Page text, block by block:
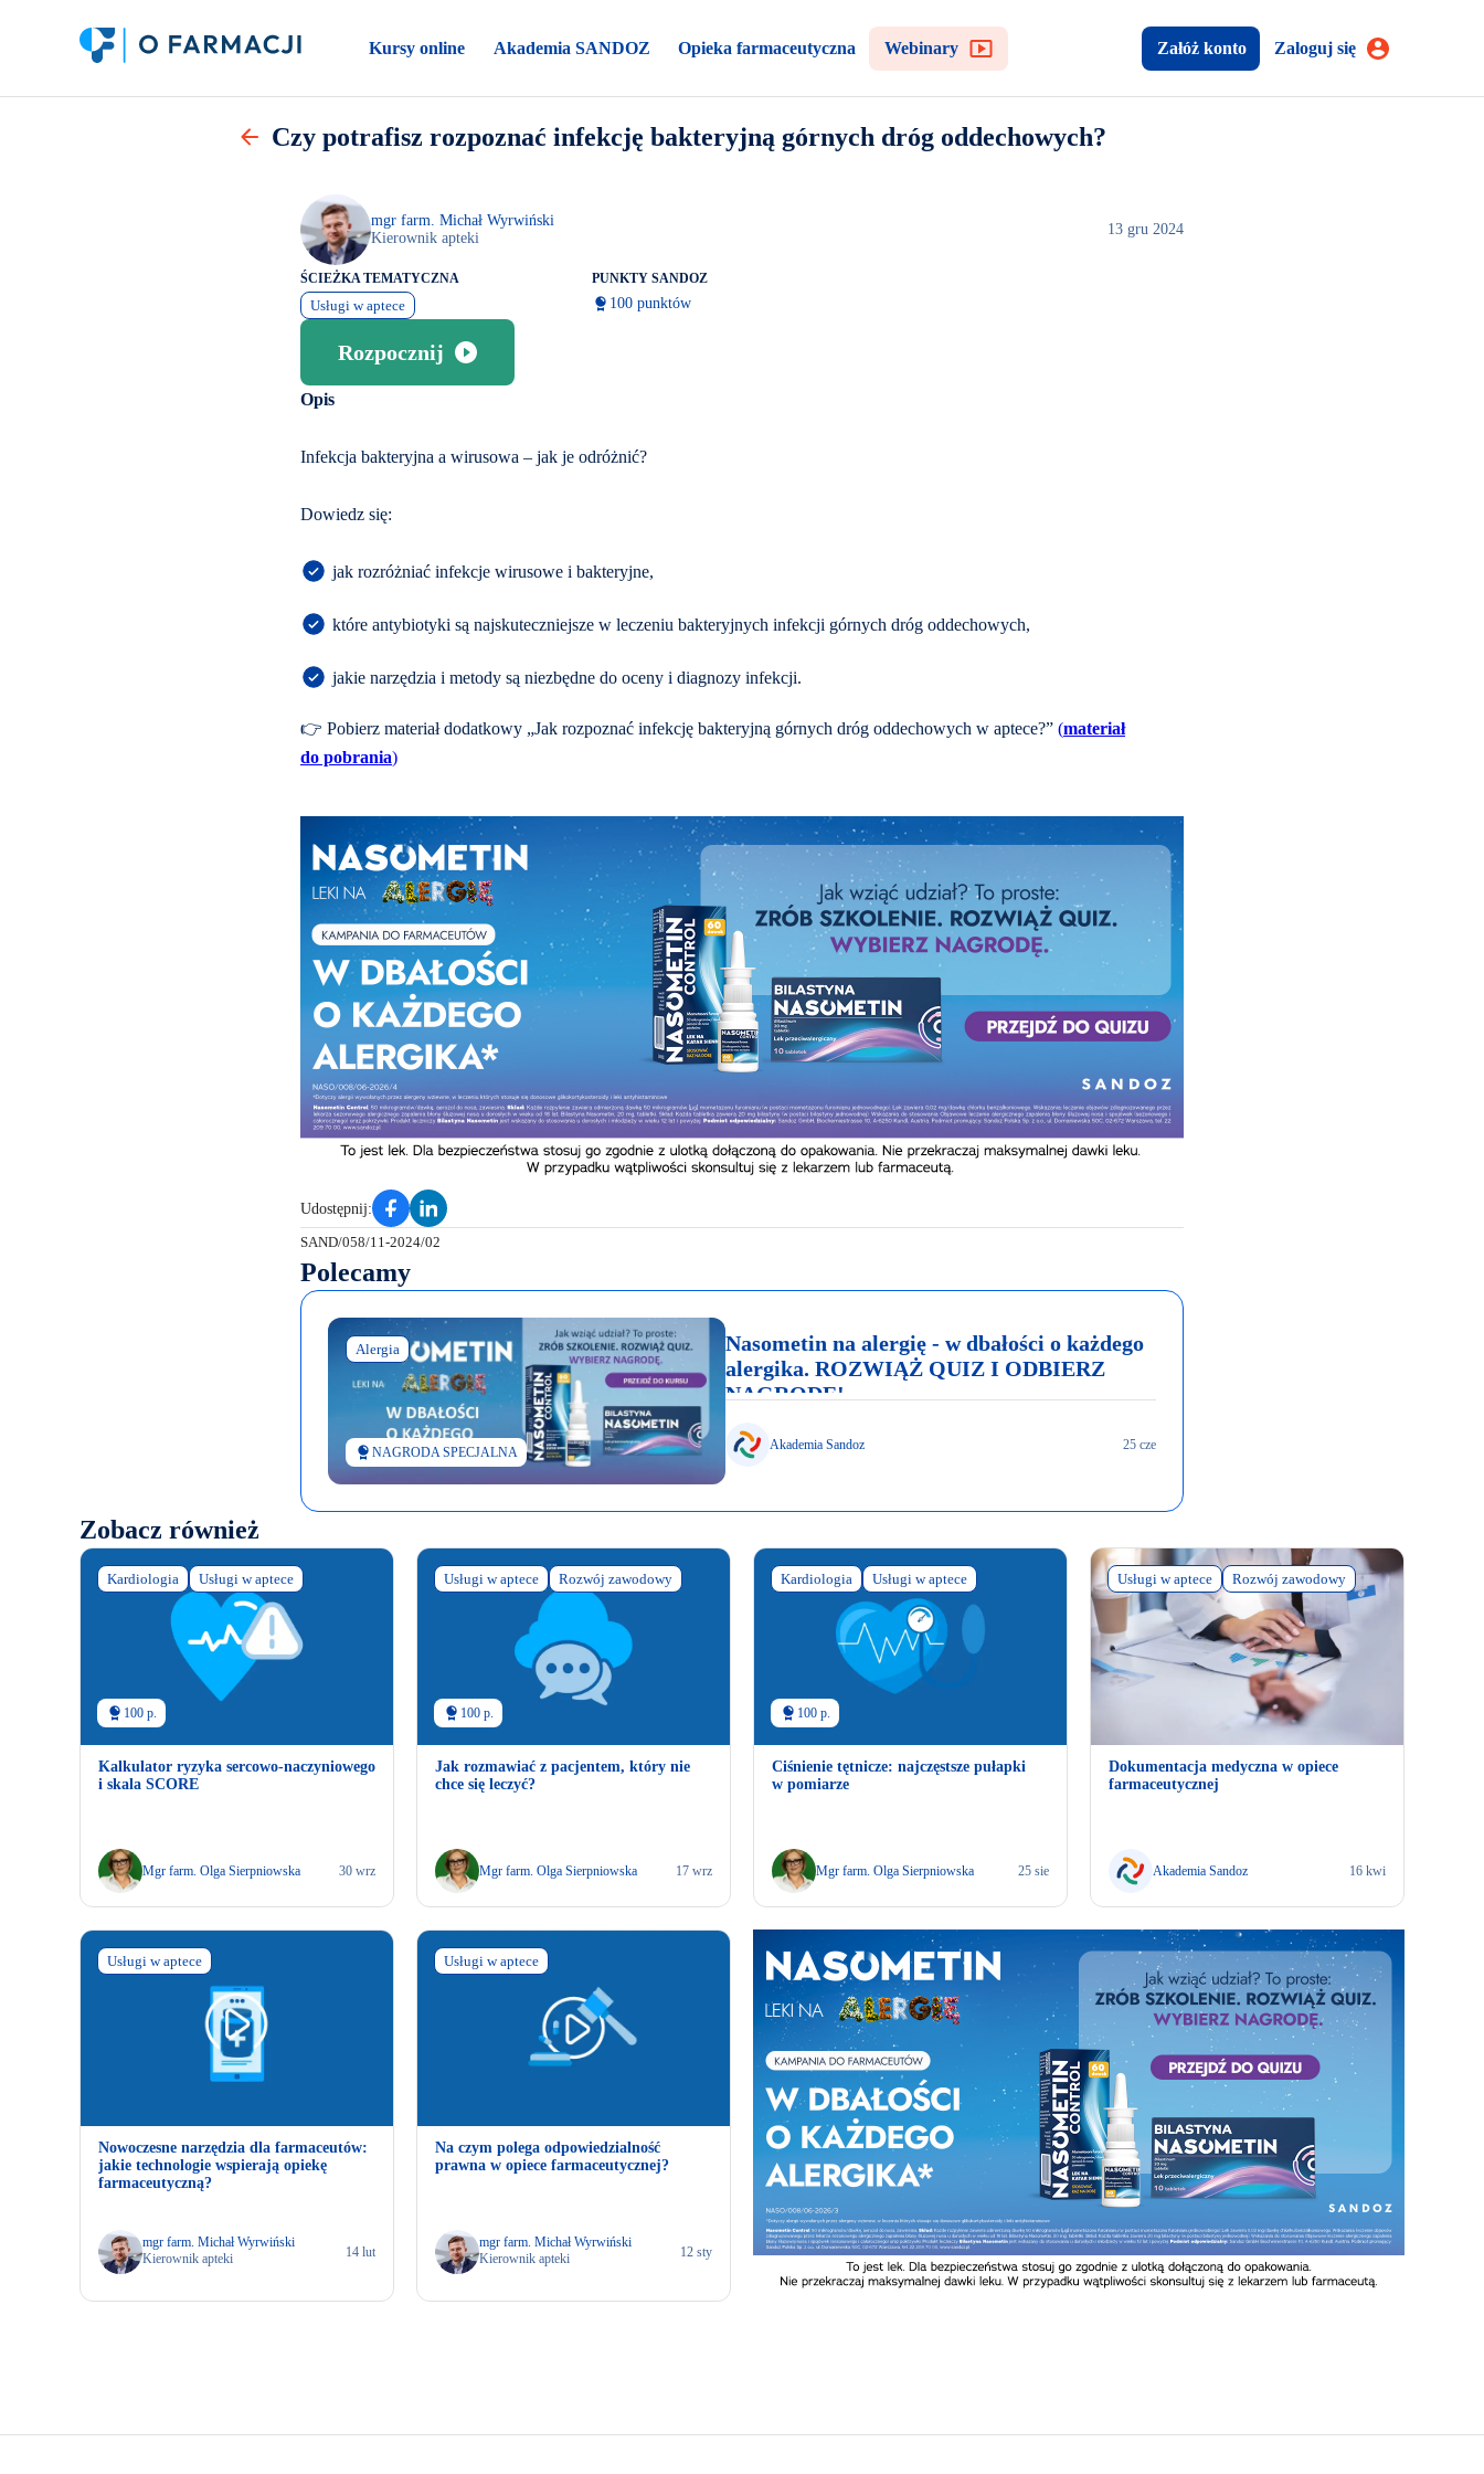
Kursy online Akademia SANDOZ Opieka farmaceutyczna Webinary Załóż konto Zaloguj się
Czy potrafisz rozpoznać infekcję bakteryjną górnych dróg oddechowych?
mgr farm. Michał Wyrwiński
Kierownik apteki
13 gru 2024
ŚCIEŻKA TEMATYCZNA
Usługi w aptece
PUNKTY SANDOZ
100 punktów
Rozpocznij
Opis
Infekcja bakteryjna a wirusowa – jak je odróżnić?
Dowiedz się:
jak rozróżniać infekcje wirusowe i bakteryjne,
które antybiotyki są najskuteczniejsze w leczeniu bakteryjnych infekcji górnych dróg oddechowych,
jakie narzędzia i metody są niezbędne do oceny i diagnozy infekcji.
👉 Pobierz materiał dodatkowy „Jak rozpoznać infekcję bakteryjną górnych dróg oddechowych w aptece?” (materiał
do pobrania)
Udostępnij:
SAND/058/11-2024/02
Polecamy
Alergia
NAGRODA SPECJALNA
Nasometin na alergię - w dbałości o każdego
alergika. ROZWIĄŻ QUIZ I ODBIERZ
NAGRODĘ!
Akademia Sandoz 25 cze
Zobacz również
Kardiologia Usługi w aptece
100 p.
Kalkulator ryzyka sercowo-naczyniowego
i skala SCORE
Mgr farm. Olga Sierpniowska 30 wrz
Usługi w aptece Rozwój zawodowy
100 p.
Jak rozmawiać z pacjentem, który nie
chce się leczyć?
Mgr farm. Olga Sierpniowska 17 wrz
Kardiologia Usługi w aptece
100 p.
Ciśnienie tętnicze: najczęstsze pułapki
w pomiarze
Mgr farm. Olga Sierpniowska 25 sie
Usługi w aptece Rozwój zawodowy
Dokumentacja medyczna w opiece
farmaceutycznej
Akademia Sandoz 16 kwi
Usługi w aptece
Nowoczesne narzędzia dla farmaceutów:
jakie technologie wspierają opiekę
farmaceutyczną?
mgr farm. Michał Wyrwiński
Kierownik apteki
14 lut
Usługi w aptece
Na czym polega odpowiedzialność
prawna w opiece farmaceutycznej?
mgr farm. Michał Wyrwiński
Kierownik apteki
12 sty